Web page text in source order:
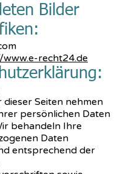
Bilder
recht24.de
dieser Seiten nehmen
persönlichen Daten
behandeln Ihre
Daten
entsprechend der